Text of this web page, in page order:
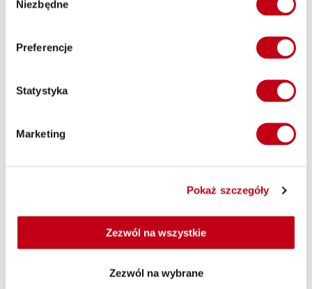
zgody
Niezbędne
Preferencje
Statystyka
Marketing
Pokaż szczegóły
Zezwól na wszystkie
Zezwól na wybrane
Restaurant”, czyli łącznie kilkadziesiąt pysznych i zdrowych
“Gotowe diety” polecamy przede wszystkim klientom na
dietach eliminacyjnych. Mamy odpowiednio zbilansowane
programy dla wegetarian, wegan i osób z nietolerancjami
pokarmowymi. To jednak nie wszystko. W naszej ofercie
przygotowaliśmy program Hypo Hashimoto. Stale się
Intermittent Fasting, czyli post przerywany, który wspomaga
proces bezpiecznego odchudzania. Sprawdź szczegóły
Maczfit. Zamówienie możesz złożyć za pomocą naszej strony